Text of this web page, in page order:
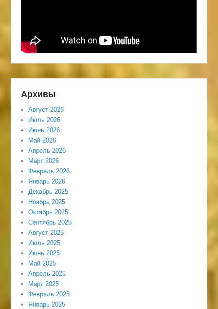
Архивы
Август 2026
Июль 2026
Июнь 2026
Май 2026
Апрель 2026
Март 2026
Февраль 2026
Январь 2026
Декабрь 2025
Ноябрь 2025
Октябрь 2025
Сентябрь 2025
Август 2025
Июль 2025
Июнь 2025
Май 2025
Апрель 2025
Март 2025
Февраль 2025
Январь 2025